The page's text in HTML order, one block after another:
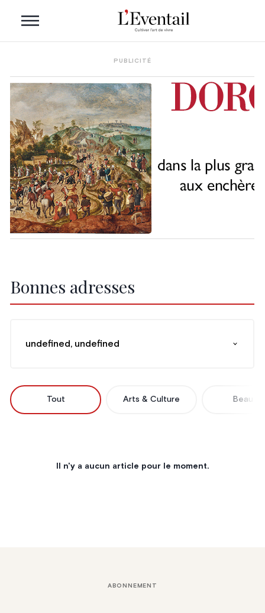
PUBLICITÉ
Bonnes adresses
undefined, undefined
Tout Arts & Culture Beauté
Il n'y a aucun article pour le moment.
ABONNEMENT